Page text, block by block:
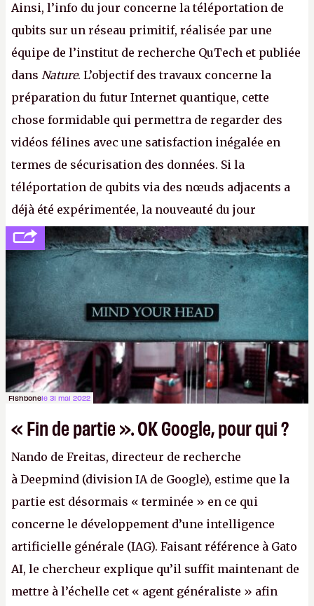
Ainsi, l’info du jour concerne la téléportation de
qubits sur un réseau primitif, réalisée par une
équipe de l’institut de recherche QuTech et publiée
dans Nature. L’objectif des travaux concerne la
préparation du futur Internet quantique, cette
chose formidable qui permettra de regarder des
vidéos félines avec une satisfaction inégalée en
termes de sécurisation des données. Si la
téléportation de qubits via des nœuds adjacents a
déjà été expérimentée, la nouveauté du jour
concerne le recours à des nœuds distants, pour ne
pas dire un réseau quantique multimédia interactif
(avec l’option Péritel). (
http://cpc.cx/AH432N4
Crédit photo : QuTech / Nature)
Fishbonele 31 mai 2022
« Fin de partie ». OK Google, pour qui ?
Nando de Freitas, directeur de recherche
à Deepmind (division IA de Google), estime que la
partie est désormais « terminée » en ce qui
concerne le développement d’une intelligence
artificielle générale (IAG). Faisant référence à Gato
AI, le chercheur explique qu’il suffit maintenant de
mettre à l’échelle cet « agent généraliste » afin